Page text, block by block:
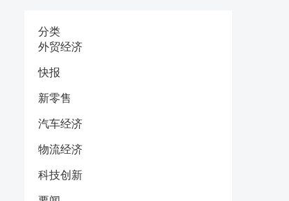
分类
外贸经济
快报
新零售
汽车经济
物流经济
科技创新